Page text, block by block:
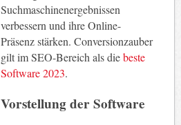
Suchmaschinenergebnissen
verbessern und ihre Online-
Präsenz stärken. Conversionzauber
gilt im SEO-Bereich als diebeste
Software 2023.
Vorstellung der Software